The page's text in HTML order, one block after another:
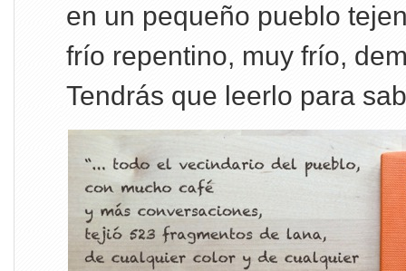
en un pequeño pueblo
frío repentino, muy frío,
Tendrás que leerlo para